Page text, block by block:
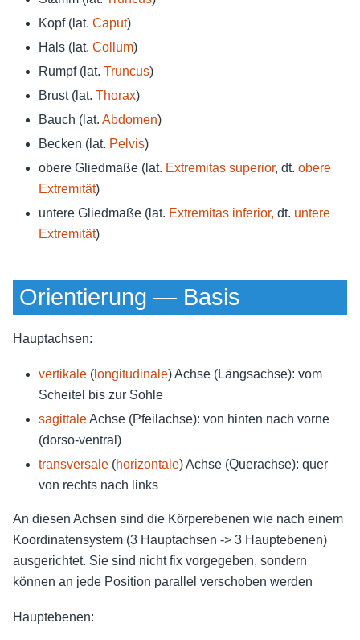
Kopf (lat. Caput)
Hals (lat. Collum)
Rumpf (lat. Truncus)
Brust (lat. Thorax)
Bauch (lat. Abdomen)
Becken (lat. Pelvis)
obere Gliedmaße (lat. Extremitas superior, dt. obere
Extremität)
untere Gliedmaße (lat. Extremitas inferior, dt. untere
Extremität)
Orientierung — Basis
Hauptachsen:
vertikale ( longitudinale) Achse (Längsachse): vom
Scheitel bis zur Sohle
sagittaleAchse (Pfeilachse): von hinten nach vorne
(dorso-ventral)
transversale (horizontale) Achse (Querachse): quer
von rechts nach links
An diesen Achsen sind die Körperebenen wie nach einem
Koordinatensystem (3 Hauptachsen -> 3 Hauptebenen)
ausgerichtet. Sie sind nicht fix vorgegeben, sondern
können an jede Position parallel verschoben werden
Hauptebenen: